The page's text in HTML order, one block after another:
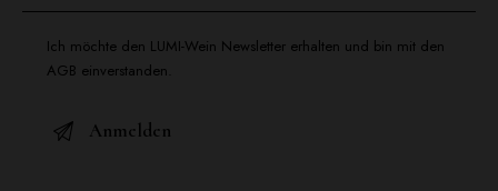
Ich möchte den LUMI-Wein Newsletter erhalten und bin mit den
AGB einverstanden.